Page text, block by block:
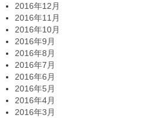
2016年12月
2016年11月
2016年10月
2016年9月
2016年8月
2016年7月
2016年6月
2016年5月
2016年4月
2016年3月